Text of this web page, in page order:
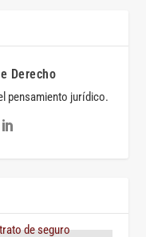
Derecho
pensamiento jurídico.